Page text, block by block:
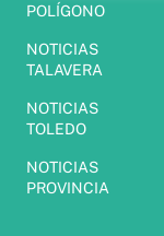
POLÍGONO
NOTICIAS
TALAVERA
NOTICIAS
TOLEDO
NOTICIAS
PROVINCIA